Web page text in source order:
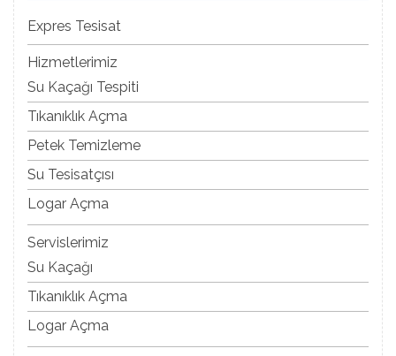
Expres Tesisat
Hizmetlerimiz
Su Kaçağı Tespiti
Tıkanıklık Açma
Petek Temizleme
Su Tesisatçısı
Logar Açma
Servislerimiz
Su Kaçağı
Tıkanıklık Açma
Logar Açma